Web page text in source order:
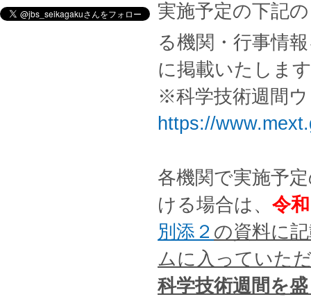
実施予定の下記
る機関・行事情
に掲載いたしま
※科学技術週間
https://
各機関で実施予
ける場合は、 令
別添２ の資料に
ムに入っていた
科学技術週間を